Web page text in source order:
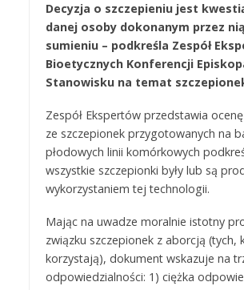
Decyzja o szczepieniu jest
danej osoby dokonanym przez
sumieniu – podkreśla Zespół
Bioetycznych Konferencji
Stanowisku na temat
Zespół Ekspertów przedstawia
ze szczepionek przygotowanych na
płodowych linii komórkowych
wszystkie szczepionki były lub są
wykorzystaniem tej technologii.
Mając na uwadze moralnie istotny
związku szczepionek z aborcją (tych,
korzystają), dokument wskazuje na
odpowiedzialności: 1) ciężka